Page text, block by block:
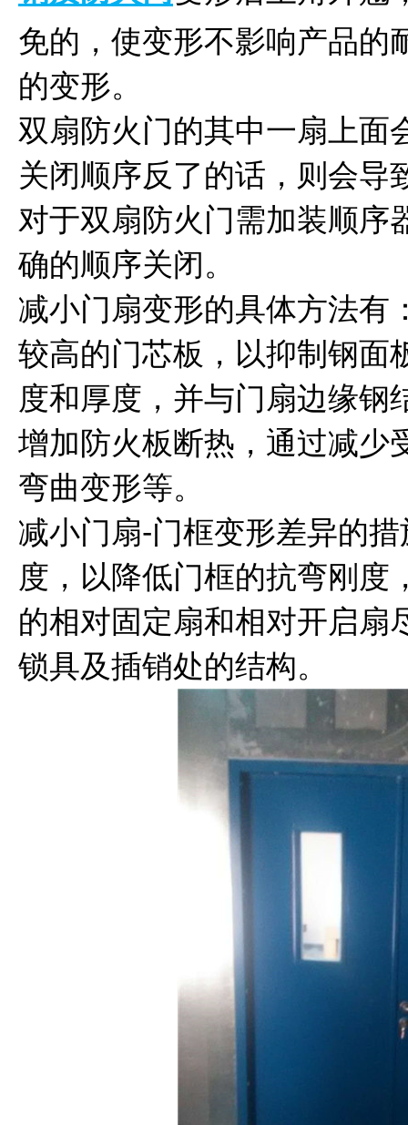
免的，使变形不影响产品的
的变形。
双扇防火门的其中一扇上面
关闭顺序反了的话，则会导
对于双扇防火门需加装顺序
确的顺序关闭。
减小门扇变形的具体方法有
较高的门芯板，以抑制钢面
度和厚度，并与门扇边缘钢
增加防火板断热，通过减少
弯曲变形等。
减小门扇-门框变形差异的
度，以降低门框的抗弯刚度
的相对固定扇和相对开启扇
锁具及插销处的结构。